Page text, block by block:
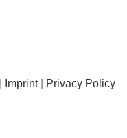
Imprint| Privacy Policy